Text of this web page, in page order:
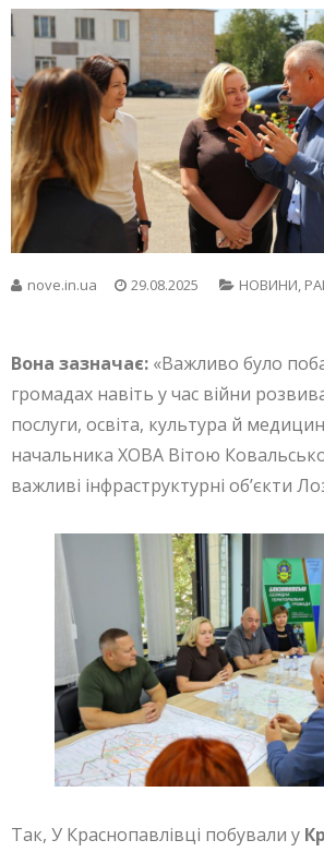
nove.in.ua 29.08.2025 НОВИНИ,
Вона зазначає: «Важливо було
громадах навіть у час війни
послуги, освіта, культура й
начальника ХОВА Вітою
важливі інфраструктурні обʼєкти
Так, У Краснопавлівці побували у